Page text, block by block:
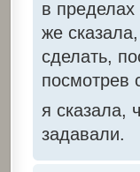
в пределах
же
сделать,
посмотрев
я сказала,
задавали.